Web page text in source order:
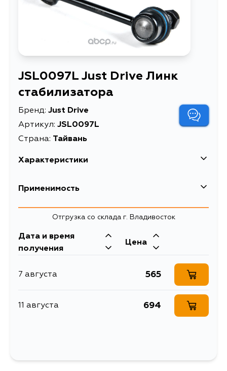
JSL0097L Just Drive Линк
стабилизатора
Бренд: Just Drive
Артикул: JSL0097L
Страна: Тайвань
Характеристики
Масса, кг
Товарная группа стойки стабилизатора
Применимость
Mitsubishi
Кузов Двигатель
V63W, V64W, V65W, V66W, V67W,
V87W, V88V, V88W, V93W, V95W,
V96W, V97W, V98V, V98W
6G75, 6G74, 6G72,
Отгрузка со склада г. Владивосток
Дата и время
получения
Цена
7 августа 565
11 августа 694